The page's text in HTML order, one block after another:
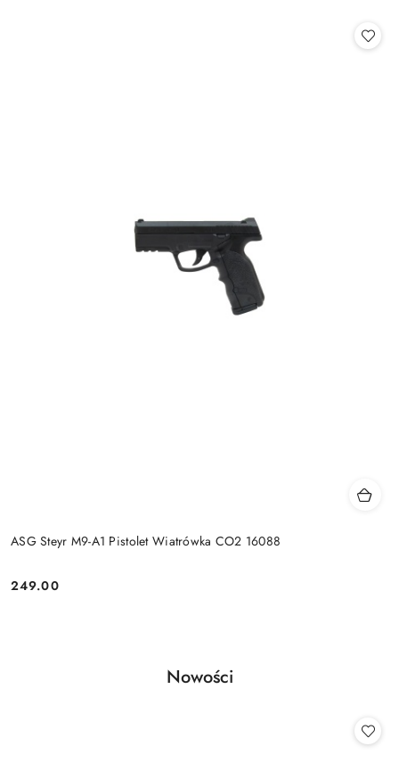
ASG Steyr M9-A1 Pistolet Wiatrówka CO2 16088
Cena:
249.00
Pomiń karuzelę produktów
Produkty
Nowości